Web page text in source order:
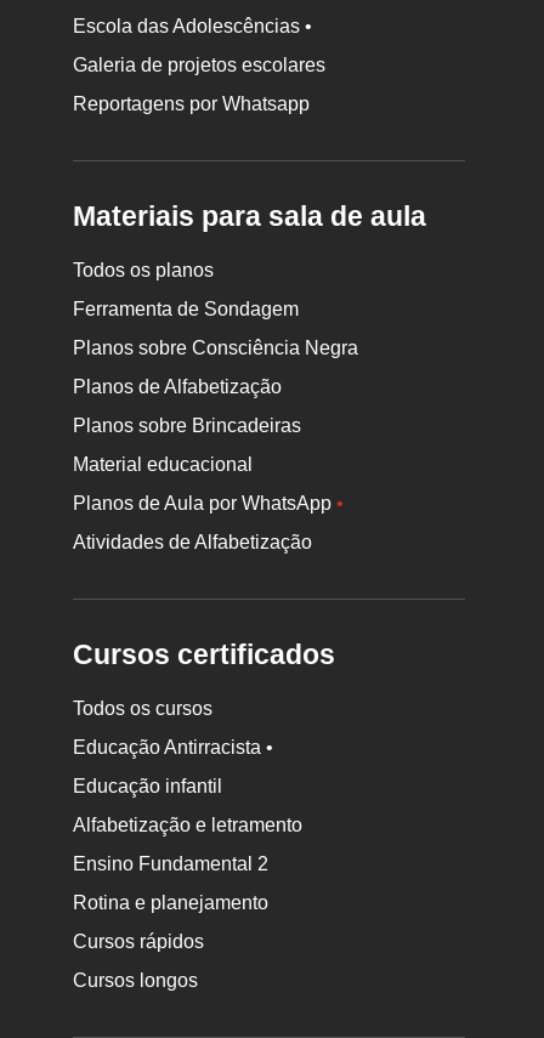
Escola das Adolescências •
Galeria de projetos escolares
Reportagens por Whatsapp
Materiais para sala de aula
Todos os planos
Ferramenta de Sondagem
Planos sobre Consciência Negra
Planos de Alfabetização
Planos sobre Brincadeiras
Material educacional
Planos de Aula por WhatsApp•
Atividades de Alfabetização
Cursos certificados
Todos os cursos
Educação Antirracista •
Educação infantil
Alfabetização e letramento
Ensino Fundamental 2
Rotina e planejamento
Cursos rápidos
Cursos longos